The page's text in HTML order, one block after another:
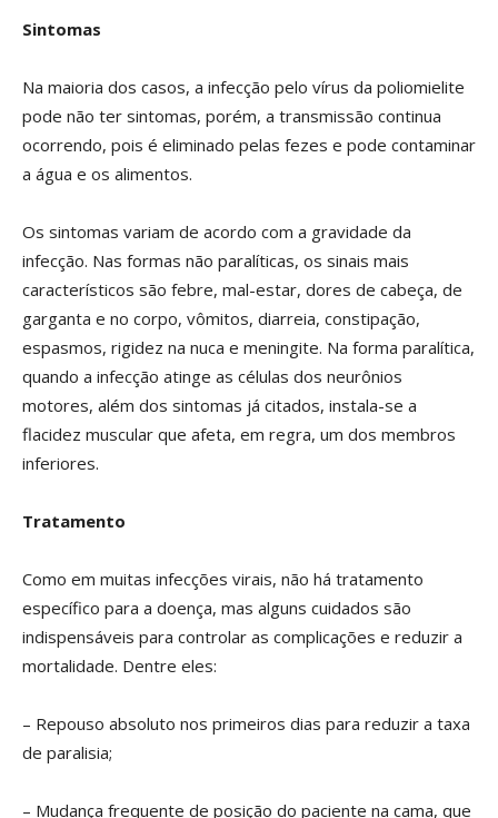
Sintomas
Na maioria dos casos, a infecção pelo vírus da poliomielite
pode não ter sintomas, porém, a transmissão continua
ocorrendo, pois é eliminado pelas fezes e pode contaminar
a água e os alimentos.
Os sintomas variam de acordo com a gravidade da
infecção. Nas formas não paralíticas, os sinais mais
característicos são febre, mal-estar, dores de cabeça, de
garganta e no corpo, vômitos, diarreia, constipação,
espasmos, rigidez na nuca e meningite. Na forma paralítica,
quando a infecção atinge as células dos neurônios
motores, além dos sintomas já citados, instala-se a
flacidez muscular que afeta, em regra, um dos membros
inferiores.
Tratamento
Como em muitas infecções virais, não há tratamento
específico para a doença, mas alguns cuidados são
indispensáveis para controlar as complicações e reduzir a
mortalidade. Dentre eles:
– Repouso absoluto nos primeiros dias para reduzir a taxa
de paralisia;
– Mudança frequente de posição do paciente na cama, que